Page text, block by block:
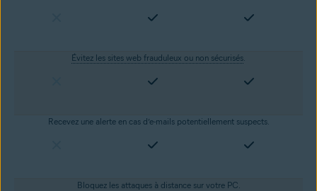
Évitez les sites web frauduleux ou non sécurisés.
Recevez une alerte en cas d’e-mails potentiellement suspects.
Bloquez les attaques à distance sur votre PC.